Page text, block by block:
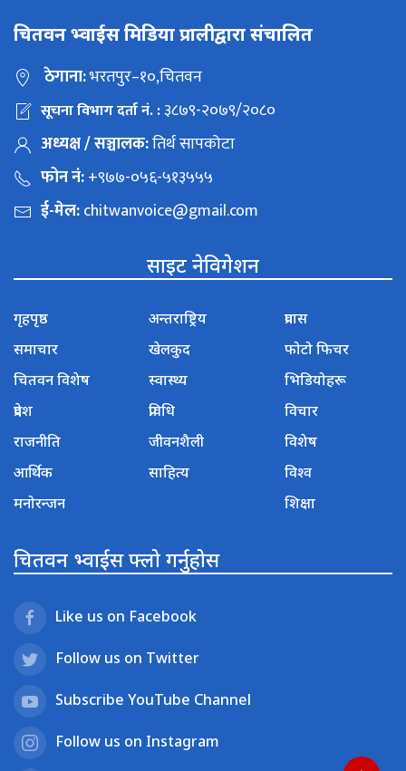
चितवन भ्वाईस मिडिया प्रालीद्वारा संचालित
ठेगाना:भरतपुर–१०,चितवन
सूचना विभाग दर्ता नं. :३८७९-२०७९/२०८०
अध्यक्ष / सञ्चालक:तिर्थ सापकोटा
फोन नं:+९७७-०५६-५१३५५५
ई-मेल:chitwanvoice@gmail.com
साइट नेविगेशन
गृहपृष्ठ
समाचार
चितवन विशेष
प्रदेश
राजनीति
आर्थिक
मनोरन्जन
अन्तराष्ट्रिय
खेलकुद
स्वास्थ्य
प्रविधि
जीवनशैली
साहित्य
प्रवास
फोटो फिचर
भिडियोहरू
विचार
विशेष
विश्व
शिक्षा
चितवन भ्वाईस फ्लो गर्नुहोस
Like us on Facebook
Follow us on Twitter
Subscribe YouTube Channel
Follow us on Instagram